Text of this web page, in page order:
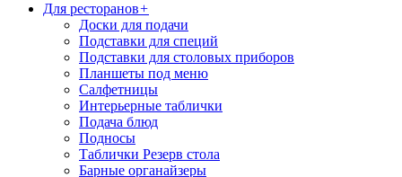
Для ресторанов+
Доски для подачи
Подставки для специй
Подставки для столовых приборов
Планшеты под меню
Салфетницы
Интерьерные таблички
Подача блюд
Подносы
Таблички Резерв стола
Барные органайзеры